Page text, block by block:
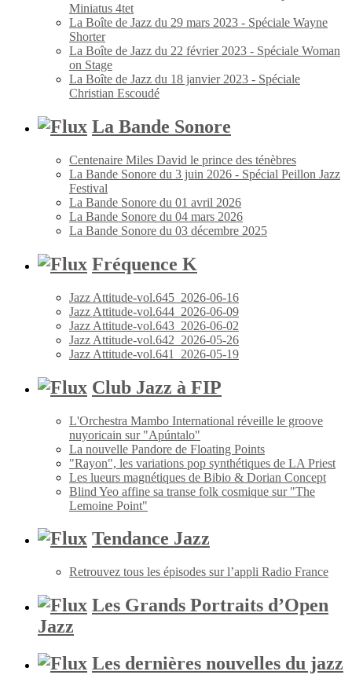
Miniatus 4tet
La Boîte de Jazz du 29 mars 2023 - Spéciale Wayne
Shorter
La Boîte de Jazz du 22 février 2023 - Spéciale Woman
on Stage
La Boîte de Jazz du 18 janvier 2023 - Spéciale
Christian Escoudé
La Bande Sonore
Centenaire Miles David le prince des ténèbres
La Bande Sonore du 3 juin 2026 - Spécial Peillon Jazz
Festival
La Bande Sonore du 01 avril 2026
La Bande Sonore du 04 mars 2026
La Bande Sonore du 03 décembre 2025
Fréquence K
Jazz Attitude-vol.645_2026-06-16
Jazz Attitude-vol.644_2026-06-09
Jazz Attitude-vol.643_2026-06-02
Jazz Attitude-vol.642_2026-05-26
Jazz Attitude-vol.641_2026-05-19
Club Jazz à FIP
L'Orchestra Mambo International réveille le groove
nuyoricain sur "Apúntalo"
La nouvelle Pandore de Floating Points
"Rayon", les variations pop synthétiques de LA Priest
Les lueurs magnétiques de Bibio & Dorian Concept
Blind Yeo affine sa transe folk cosmique sur "The
Lemoine Point"
Tendance Jazz
Retrouvez tous les épisodes sur l’appli Radio France
Les Grands Portraits d’Open
Jazz
Les dernières nouvelles du jazz